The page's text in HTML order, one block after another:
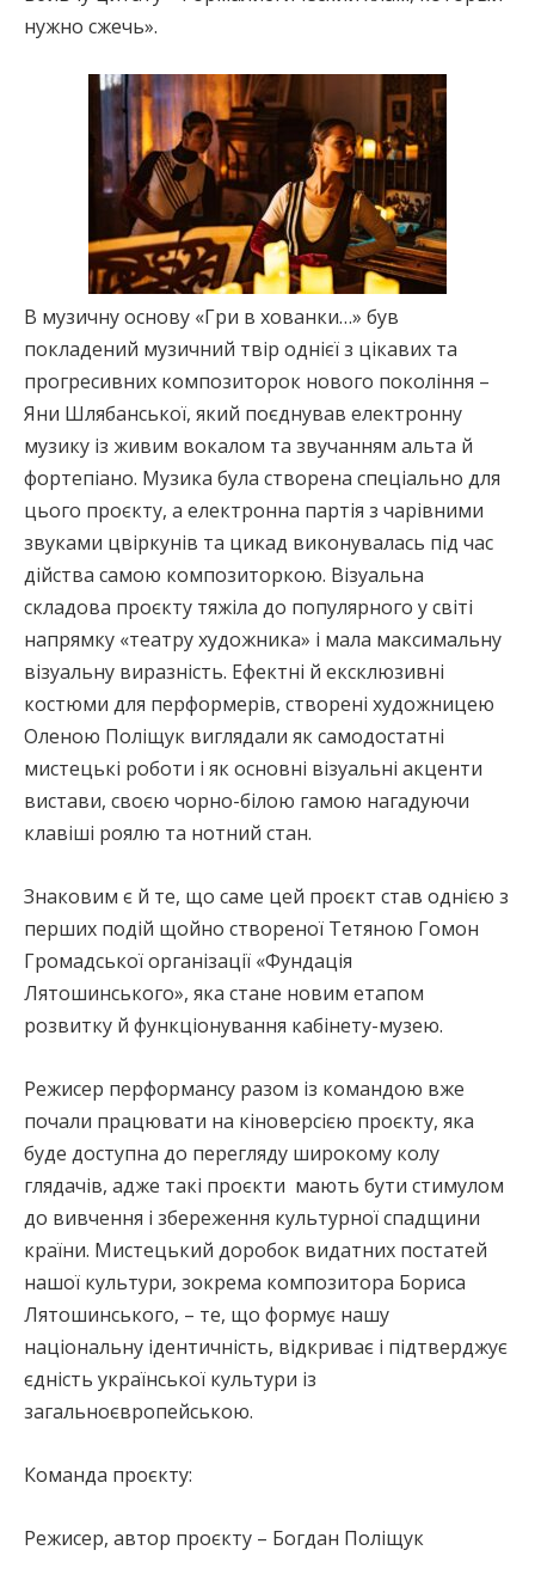
нужно сжечь».
В музичну основу «Гри в хованки…» був
покладений музичний твір однієї з цікавих та
прогресивних композиторок нового покоління –
Яни Шлябанської, який поєднував електронну
музику із живим вокалом та звучанням альта й
фортепіано. Музика була створена спеціально для
цього проєкту, а електронна партія з чарівними
звуками цвіркунів та цикад виконувалась під час
дійства самою композиторкою. Візуальна
складова проєкту тяжіла до популярного у світі
напрямку «театру художника» і мала максимальну
візуальну виразність. Ефектні й ексклюзивні
костюми для перформерів, створені художницею
Оленою Поліщук виглядали як самодостатні
мистецькі роботи і як основні візуальні акценти
вистави, своєю чорно-білою гамою нагадуючи
клавіші роялю та нотний стан.
Знаковим є й те, що саме цей проєкт став однією з
перших подій щойно створеної Тетяною Гомон
Громадської організації «Фундація
Лятошинського», яка стане новим етапом
розвитку й функціонування кабінету-музею.
Режисер перформансу разом із командою вже
почали працювати на кіноверсією проєкту, яка
буде доступна до перегляду широкому колу
глядачів, адже такі проєкти мають бути стимулом
до вивчення і збереження культурної спадщини
країни. Мистецький доробок видатних постатей
нашої культури, зокрема композитора Бориса
Лятошинського, – те, що формує нашу
національну ідентичність, відкриває і підтверджує
єдність української культури із
загальноєвропейською.
Команда проєкту:
Режисер, автор проєкту – Богдан Поліщук